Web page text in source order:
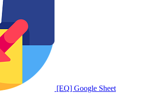
[EQ] Google Sheet